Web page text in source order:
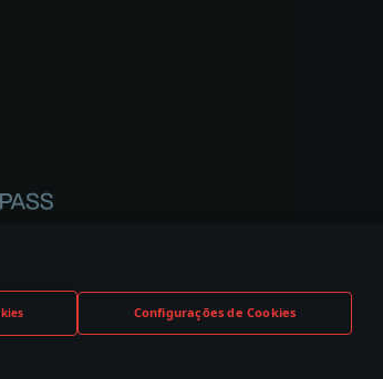
Configurações de Cookies